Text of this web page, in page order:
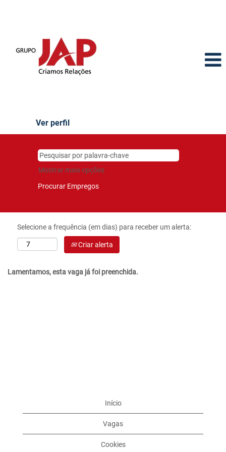
Ver perfil
Mostrar mais opções
Selecione a frequência (em dias) para receber um alerta:
Criar alerta
Lamentamos, esta vaga já foi preenchida.
Início
Vagas
Cookies